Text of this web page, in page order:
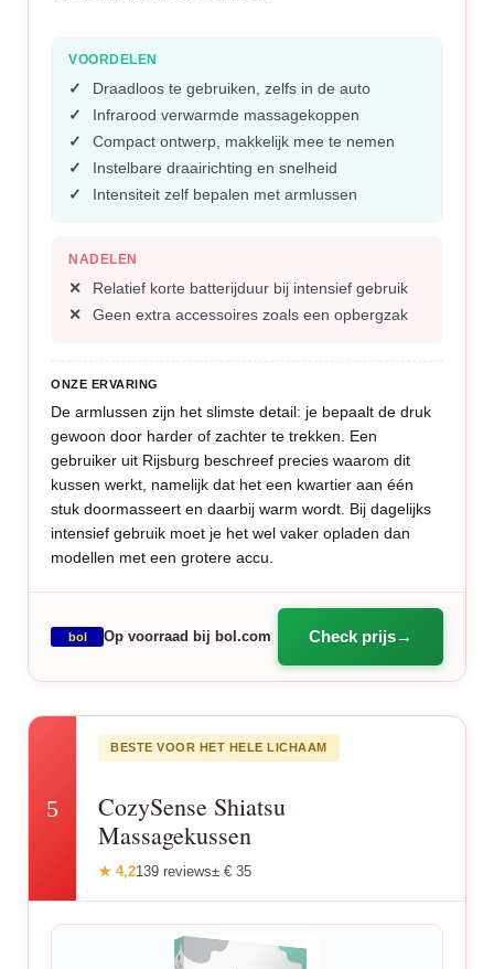
VOORDELEN
Draadloos te gebruiken, zelfs in de auto
Infrarood verwarmde massagekoppen
Compact ontwerp, makkelijk mee te nemen
Instelbare draairichting en snelheid
Intensiteit zelf bepalen met armlussen
NADELEN
Relatief korte batterijduur bij intensief gebruik
Geen extra accessoires zoals een opbergzak
ONZE ERVARING
De armlussen zijn het slimste detail: je bepaalt de druk
gewoon door harder of zachter te trekken. Een
gebruiker uit Rijsburg beschreef precies waarom dit
kussen werkt, namelijk dat het een kwartier aan één
stuk doormasseert en daarbij warm wordt. Bij dagelijks
intensief gebruik moet je het wel vaker opladen dan
modellen met een grotere accu.
bol Op voorraad bij bol.com Check prijs
5
BESTE VOOR HET HELE LICHAAM
CozySense Shiatsu
Massagekussen
★ 4,2139 reviews± € 35